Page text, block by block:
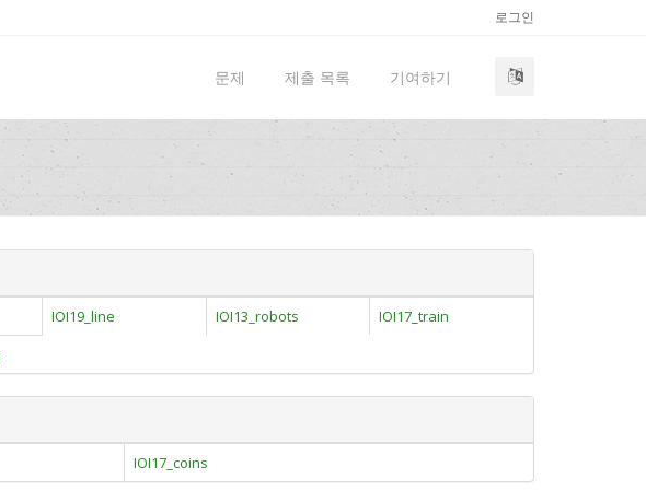
로그인
문제 제출 목록 기여하기
IOI19_line IOI13_robots
IOI17_train
IOI17_coins